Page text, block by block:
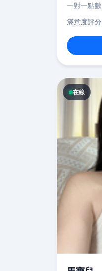
一對一點數
滿意度評分
在線